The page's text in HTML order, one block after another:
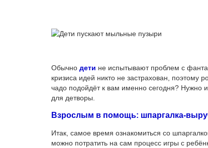
Обычно дети не испытывают проблем с
кризиса идей никто не застрахован, поэтому
чадо подойдёт к вам именно сегодня? Нужно
для детворы.
Взрослым в помощь: шпаргалка-
Итак, самое время ознакомиться со
можно потратить на сам процесс игры с